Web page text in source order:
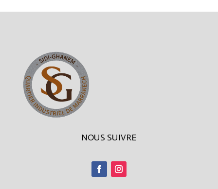
NOUS SUIVRE